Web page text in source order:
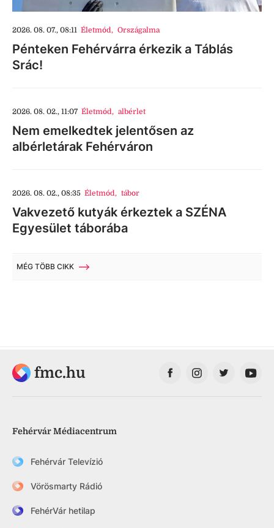
2026. 08. 07., 08:11 Életmód, Országalma
Pénteken Fehérvárra érkezik a Táblás
Srác!
2026. 08. 02., 11:07 Életmód, albérlet
Nem emelkedtek jelentősen az
albérletárak Fehérváron
2026. 08. 02., 08:35 Életmód, tábor
Vakvezető kutyák érkeztek a SZÉNA
Egyesület táborába
MÉG TÖBB CIKK
fmc.hu
Fehérvár Médiacentrum
Fehérvár Televízió
Vörösmarty Rádió
FehérVár hetilap